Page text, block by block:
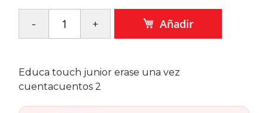
Añadir
Educa touch junior erase una vez
cuentacuentos 2